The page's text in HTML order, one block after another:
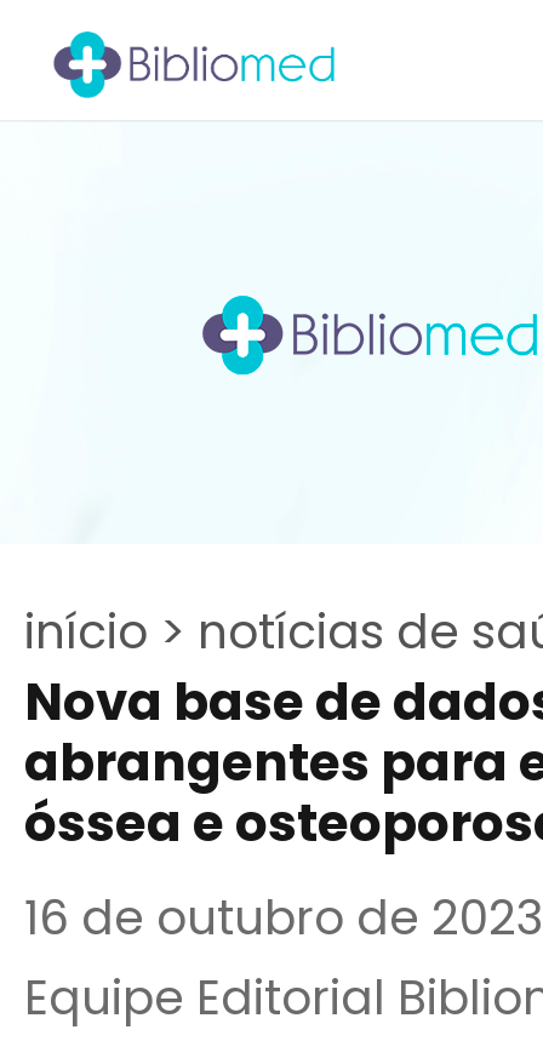
início > notícias de
Nova base de
abrangentes para
óssea e
16 de outubro de 2023
Equipe Editorial